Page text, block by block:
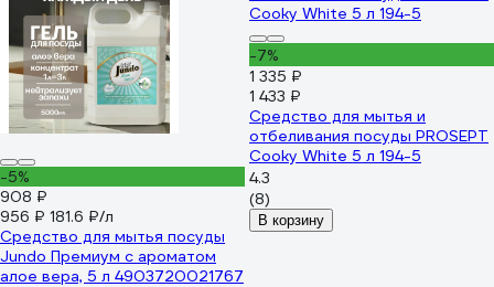
-5%
908 ₽
956 ₽ 181.6 ₽/л
Средство для мытья посуды
Jundo Премиум с ароматом
алое вера, 5 л 4903720021767
-7%
1 335 ₽
1 433 ₽
Средство для мытья и
отбеливания посуды PROSEPT
Cooky White 5 л 194-5
4.3
(8)
В корзину